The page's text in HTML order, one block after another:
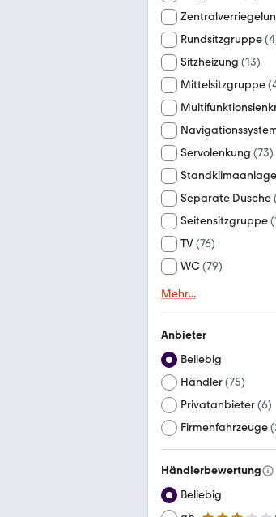
Rundsitzgruppe(4
Sitzheizung (13)
Mittelsitzgruppe(
Servolenkung (73)
Standklimaanlage
Separate Dusche(
Seitensitzgruppe(
TV(76)
WC (79)
Mehr...
Anbieter
Beliebig
Händler(75)
Privatanbieter(6)
Firmenfahrzeuge(
Händlerbewertung
Beliebig